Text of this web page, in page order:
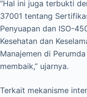
“Hal ini juga terbukti
37001 tentang
Penyuapan dan ISO-
Kesehatan dan
Manajemen di
membaik,” ujarnya.
Terkait mekanisme